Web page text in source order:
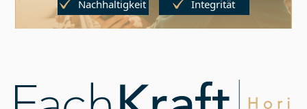
Nachhaltigkeit Integrität